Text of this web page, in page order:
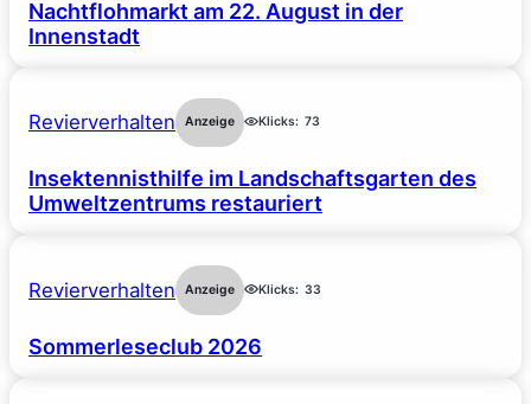
Nachtflohmarkt am 22. August in der
Innenstadt
Revierverhalten Anzeige Klicks: 73
Insektennisthilfe im Landschaftsgarten des
Umweltzentrums restauriert
Revierverhalten Anzeige Klicks: 33
Sommerleseclub 2026